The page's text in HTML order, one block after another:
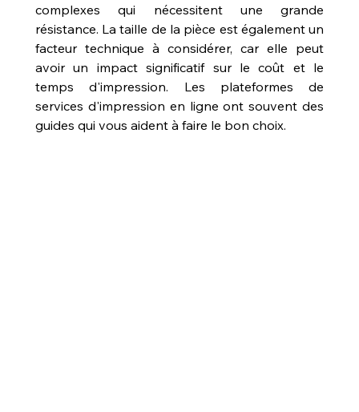
complexes qui nécessitent une grande
résistance. La taille de la pièce est également un
facteur technique à considérer, car elle peut
avoir un impact significatif sur le coût et le
temps d'impression. Les plateformes de
services d'impression en ligne ont souvent des
guides qui vous aident à faire le bon choix.